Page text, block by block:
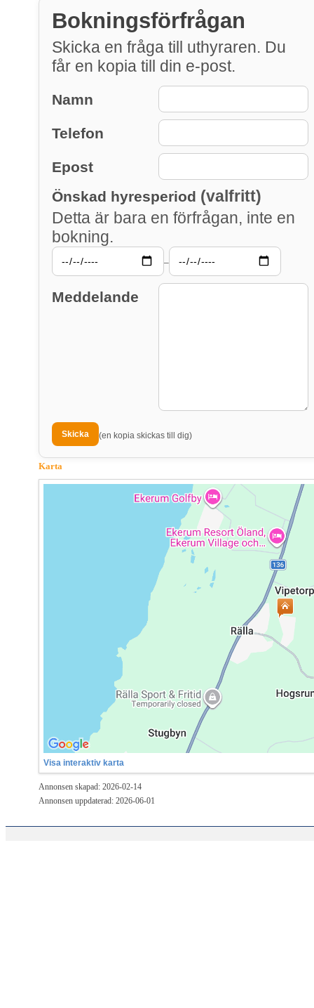
Bokningsförfrågan
Skicka en fråga till uthyraren. Du
får en kopia till din e-post.
Namn
Telefon
Epost
Önskad hyresperiod (valfritt)
Detta är bara en förfrågan, inte en
bokning.
–
Meddelande
(en kopia skickas till dig)
Karta
Visa interaktiv karta
Annonsen skapad: 2026-02-14
Annonsen uppdaterad: 2026-06-01